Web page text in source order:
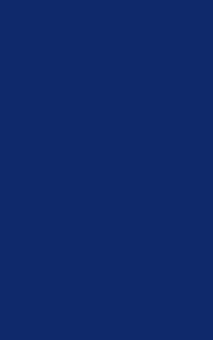
projelerinde
hem hava doğuşlu
bir katman olur.
Kontrol Katmanları
bakım
düzeni önemlidir.
planlıyoruz.
İzolasyon Yapısı
kanal ve cihaz kaynaklı
bariyerli sistemler daha